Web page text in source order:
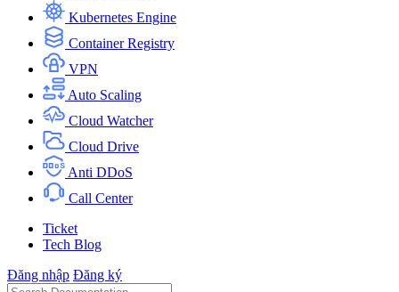
Kubernetes Engine
Container Registry
VPN
Auto Scaling
Cloud Watcher
Cloud Drive
Anti DDoS
Call Center
Ticket
Tech Blog
Đăng nhập Đăng ký